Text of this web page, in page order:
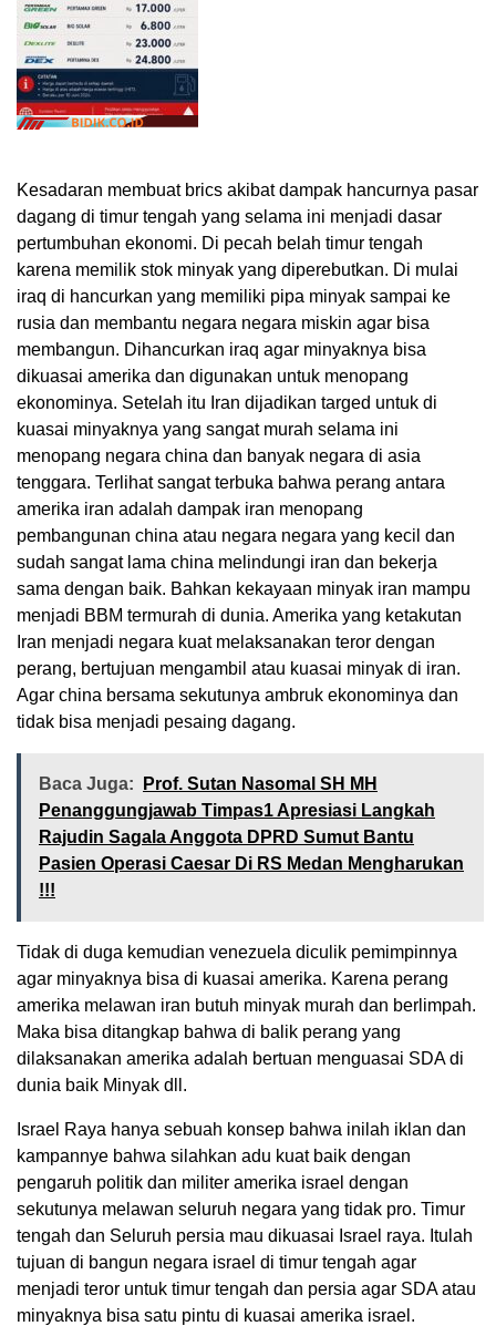
Kesadaran membuat brics akibat dampak hancurnya pasar
dagang di timur tengah yang selama ini menjadi dasar
pertumbuhan ekonomi. Di pecah belah timur tengah
karena memilik stok minyak yang diperebutkan. Di mulai
iraq di hancurkan yang memiliki pipa minyak sampai ke
rusia dan membantu negara negara miskin agar bisa
membangun. Dihancurkan iraq agar minyaknya bisa
dikuasai amerika dan digunakan untuk menopang
ekonominya. Setelah itu Iran dijadikan targed untuk di
kuasai minyaknya yang sangat murah selama ini
menopang negara china dan banyak negara di asia
tenggara. Terlihat sangat terbuka bahwa perang antara
amerika iran adalah dampak iran menopang
pembangunan china atau negara negara yang kecil dan
sudah sangat lama china melindungi iran dan bekerja
sama dengan baik. Bahkan kekayaan minyak iran mampu
menjadi BBM termurah di dunia. Amerika yang ketakutan
Iran menjadi negara kuat melaksanakan teror dengan
perang, bertujuan mengambil atau kuasai minyak di iran.
Agar china bersama sekutunya ambruk ekonominya dan
tidak bisa menjadi pesaing dagang.
Baca Juga:
Prof. Sutan Nasomal SH MH
Penanggungjawab Timpas1 Apresiasi Langkah
Rajudin Sagala Anggota DPRD Sumut Bantu
Pasien Operasi Caesar Di RS Medan Mengharukan
!!!
Tidak di duga kemudian venezuela diculik pemimpinnya
agar minyaknya bisa di kuasai amerika. Karena perang
amerika melawan iran butuh minyak murah dan berlimpah.
Maka bisa ditangkap bahwa di balik perang yang
dilaksanakan amerika adalah bertuan menguasai SDA di
dunia baik Minyak dll.
Israel Raya hanya sebuah konsep bahwa inilah iklan dan
kampannye bahwa silahkan adu kuat baik dengan
pengaruh politik dan militer amerika israel dengan
sekutunya melawan seluruh negara yang tidak pro. Timur
tengah dan Seluruh persia mau dikuasai Israel raya. Itulah
tujuan di bangun negara israel di timur tengah agar
menjadi teror untuk timur tengah dan persia agar SDA atau
minyaknya bisa satu pintu di kuasai amerika israel.